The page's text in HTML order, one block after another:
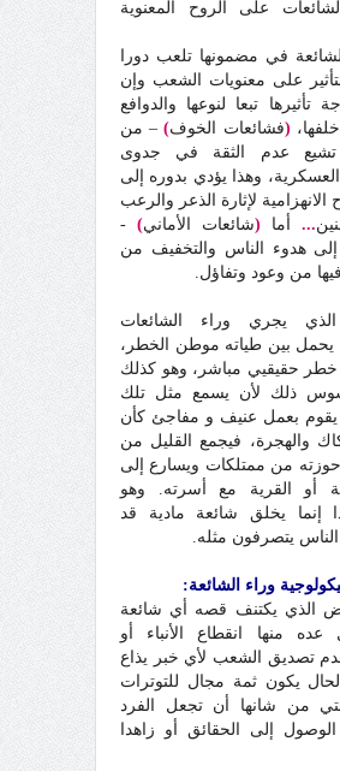
على الروح المعنوية
في مضمونها تلعب دورا
على معنويات الشعب وإن
تأثيرها تبعا لنوعها والدوافع
(فشائعات الخوف)– من
تشيع عدم الثقة في جدوى
وهذا يؤدي بدوره إلى
الانهزامية لإثارة الذعر والرعب
... أما (شائعات الأماني)
-
هدوء الناس والتخفيف من
من وعود وتفاؤل.
يجري وراء الشائعات
يحمل بين طياته موطن الخطر،
خطر حقيقيي مباشر، وهو كذلك
ذلك لأن يسمع مثل تلك
يقوم بعمل عنيف و مفاجئ كأن
والهجرة، فيجمع القليل من
من ممتلكات ويسارع إلى
أو القرية مع أسرته. وهو
إنما يخلق شائعة مادية قد
يتصرفون مثله.
وراء الشائعة:
الذي يكتنف قصه أي شائعة
منها انقطاع الأنباء أو
تصديق الشعب لأي خبر يذاع
يكون ثمة مجال للتوترات
من شانها أن تجعل الفرد
إلى الحقائق أو زاهدا